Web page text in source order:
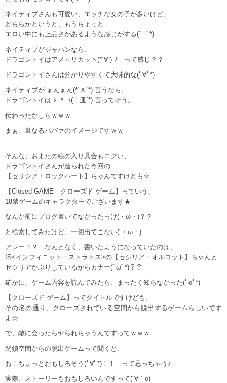
ネイティブさんも可愛い、エッチな女の子が多いけど、
どちらかというと、もうちょっと
エロい中にも上品さがあるような感じがする(ﾟｰﾟ*)
ネイティブがジャパンなら、
ドラゴントイはアメ～リカッヽ(*´∀`) ﾉ って感じ？？
ドラゴントイさんは分かりやすくて大味的な(ﾟ∀ﾟ*)
ネイティブが ぁんぁん(*´Ａ`*) 言うなら、
ドラゴントイは ｼｰﾊｰｯ(｀皿´*) 言ってそう。
伝わったかしらｗｗｗ
まぁ、単なるババァのイメージですｗｗ
そんな、おまたの線の入り具合もエグい、
ドラゴントイさんが造られた今回の
【セリシア・ロックハート】ちゃんですけども☆
【Closed GAME｜クローズド ゲーム】っていう、
18禁ゲームのキャラクターでございます★
なんか前にブログ書いてなかったっけ(・ω・)？？
と検索してみたけど、一切出てこない(´・ω・)
アレー？？ なんとなく、書いたようになっていたのは、
IS<インフィニット・ストラトス>の【セシリア・オルコット】ちゃんと
セシリアかぶりしているからカナー(ﾟωﾟ*)？？
確かに、ゲーム内容を読んでみたら、まったく知らなかった(ﾟoﾟ*)
【クローズド ゲーム】ってタイトルですけども、
その名の通り、クローズされている空間から脱出するゲームらしいです
よ☆
で、敵に会ったらヤられちゃうんですってｗｗｗ
閉鎖空間からの脱出ゲームって聞くと、
お！ちょっとおもしろそう(ﾟ∀ﾟ*)！！ って思っちゃう♪
実際、ストーリーもおもしろいんですって(´∀｀o)